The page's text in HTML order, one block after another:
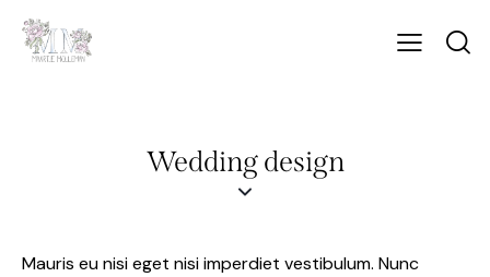
Wedding design
Mauris eu nisi eget nisi imperdiet vestibulum. Nunc